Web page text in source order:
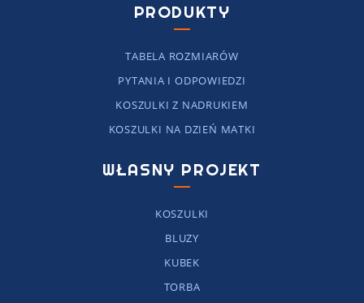
PRODUKTY
TABELA ROZMIARÓW
PYTANIA I ODPOWIEDZI
KOSZULKI Z NADRUKIEM
KOSZULKI NA DZIEŃ MATKI
WŁASNY PROJEKT
KOSZULKI
BLUZY
KUBEK
TORBA